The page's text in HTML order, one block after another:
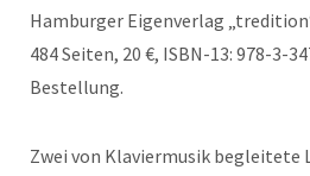
Hamburger Eigenverlag
484 Seiten, 20 €, ISBN-13: 978-3-
Bestellung.
Zwei von Klaviermusik begleitete